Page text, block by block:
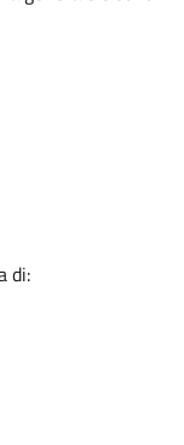
di: